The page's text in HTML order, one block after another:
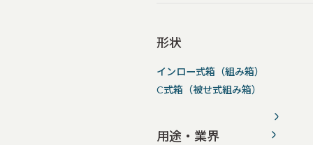
形状
インロー式箱（組み箱）
C式箱（被せ式組み箱）
用途・業界